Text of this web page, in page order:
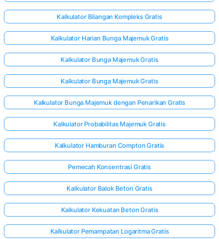
Kalkulator Bilangan Kompleks Gratis
Kalkulator Harian Bunga Majemuk Gratis
Kalkulator Bunga Majemuk Gratis
Kalkulator Bunga Majemuk Gratis
Kalkulator Bunga Majemuk dengan Penarikan Gratis
Kalkulator Probabilitas Majemuk Gratis
Kalkulator Hamburan Compton Gratis
Pemecah Konsentrasi Gratis
Kalkulator Balok Beton Gratis
Kalkulator Kekuatan Beton Gratis
Kalkulator Pemampatan Logaritma Gratis